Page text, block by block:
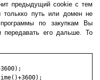
предыдущий cookie с тем
путь или домен не
по закупкам Вы
передавать его дальше. То